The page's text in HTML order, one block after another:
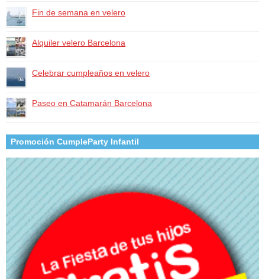
Fin de semana en velero
Alquiler velero Barcelona
Celebrar cumpleaños en velero
Paseo en Catamarán Barcelona
Promoción CumpleParty Infantil